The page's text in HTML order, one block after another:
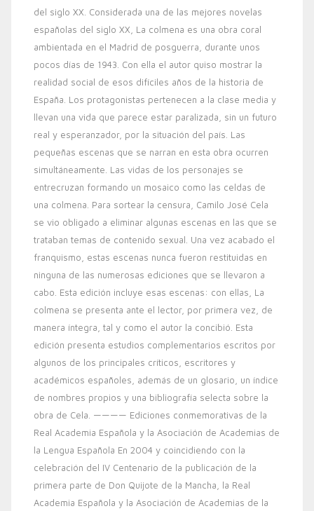
del siglo XX. Considerada una de las mejores novelas
españolas del siglo XX, La colmena es una obra coral
ambientada en el Madrid de posguerra, durante unos
pocos días de 1943. Con ella el autor quiso mostrar la
realidad social de esos difíciles años de la historia de
España. Los protagonistas pertenecen a la clase media y
llevan una vida que parece estar paralizada, sin un futuro
real y esperanzador, por la situación del país. Las
pequeñas escenas que se narran en esta obra ocurren
simultáneamente. Las vidas de los personajes se
entrecruzan formando un mosaico como las celdas de
una colmena. Para sortear la censura, Camilo José Cela
se vio obligado a eliminar algunas escenas en las que se
trataban temas de contenido sexual. Una vez acabado el
franquismo, estas escenas nunca fueron restituidas en
ninguna de las numerosas ediciones que se llevaron a
cabo. Esta edición incluye esas escenas: con ellas, La
colmena se presenta ante el lector, por primera vez, de
manera íntegra, tal y como el autor la concibió. Esta
edición presenta estudios complementarios escritos por
algunos de los principales críticos, escritores y
académicos españoles, además de un glosario, un índice
de nombres propios y una bibliografía selecta sobre la
obra de Cela. ———— Ediciones conmemorativas de la
Real Academia Española y la Asociación de Academias de
la Lengua Española En 2004 y coincidiendo con la
celebración del IV Centenario de la publicación de la
primera parte de Don Quijote de la Mancha, la Real
Academia Española y la Asociación de Academias de la